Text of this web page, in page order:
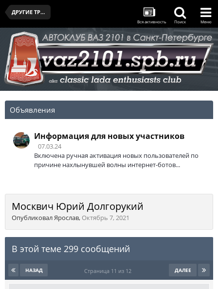
ДРУГИЕ ТРАНСПОРТНЫЕ СРЕДСТВА УЧАСТНИКОВ КЛУБА
Вся активность Поиск Меню
Объявления
Информация для новых участников
07.03.24
Включена ручная активация новых пользователей по
причине нахлынувшей волны интернет-ботов...
Москвич Юрий Долгорукий
ОпубликовалЯрослав, Октябрь 7, 2021
В этой теме 299 сообщений
НАЗАД ДАЛЕЕ
Страница 11 из 12